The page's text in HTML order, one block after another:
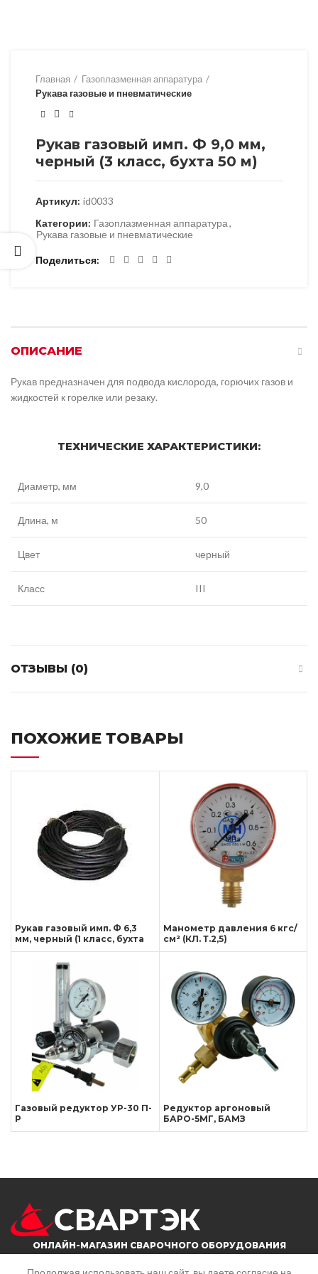
Главная
Газоплазменная аппаратура
Рукава газовые и пневматические
Рукав газовый имп. Ф 9,0 мм,
черный (3 класс, бухта 50 м)
Артикул: id0033
Категории: Газоплазменная аппаратура,
Рукава газовые и пневматические
Поделиться
ОПИСАНИЕ
Рукав предназначен для подвода кислорода, горючих газов и
жидкостей к горелке или резаку.
ТЕХНИЧЕСКИЕ ХАРАКТЕРИСТИКИ:
Диаметр, мм 9,0
Длина, м 50
Цвет черный
Класс III
ОТЗЫВЫ (0)
ПОХОЖИЕ ТОВАРЫ
Рукав газовый имп. Ф 6,3
мм, черный (1 класс, бухта
50 м)
Манометр давления 6 кгс/
см² (КЛ. Т.2,5)
Газовый редуктор УР-30 П-
Р
Редуктор аргоновый
БАРО-5МГ, БАМЗ
ОНЛАЙН-МАГАЗИН СВАРОЧНОГО ОБОРУДОВАНИЯ